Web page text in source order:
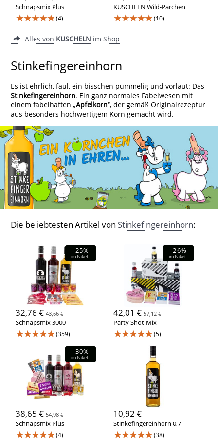
Schnapsmix Plus
★★★★★(4)
KUSCHELN Wild-Pärchen
★★★★★(10)
Alles von KUSCHELN im Shop
Stinkefingereinhorn
Es ist ehrlich, faul, ein bisschen pummelig und vorlaut: Das
Stinkefingereinhorn. Ein ganz normales Fabelwesen mit
einem fabelhaften „Apfelkorn“, der gemäß Originalrezeptur
aus besonders hochwertigem Korn gemacht wird.
Die beliebtesten Artikel von Stinkefingereinhorn:
-25%
im Paket
32,76 €43,66 €
Schnapsmix 3000
★★★★★(359)
-26%
im Paket
42,01 € 57,12 €
Party Shot-Mix
★★★★★(5)
-30%
im Paket
38,65 €54,98 €
Schnapsmix Plus
★★★★★(4)
10,92 €
Stinkefingereinhorn 0,7l
★★★★★(38)